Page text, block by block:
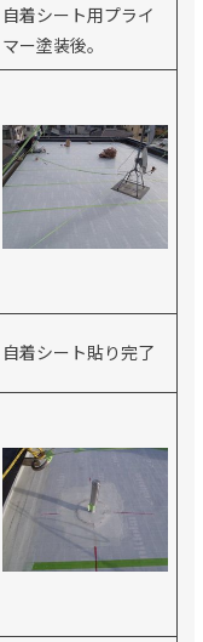
自着シート用プライ
マー塗装後。
自着シート貼り完了